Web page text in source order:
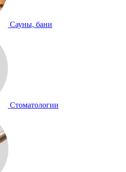
Сауны, бани
Стоматологии